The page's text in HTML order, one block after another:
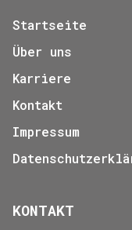
Startseite
Über uns
Karriere
Kontakt
Impressum
KONTAKT